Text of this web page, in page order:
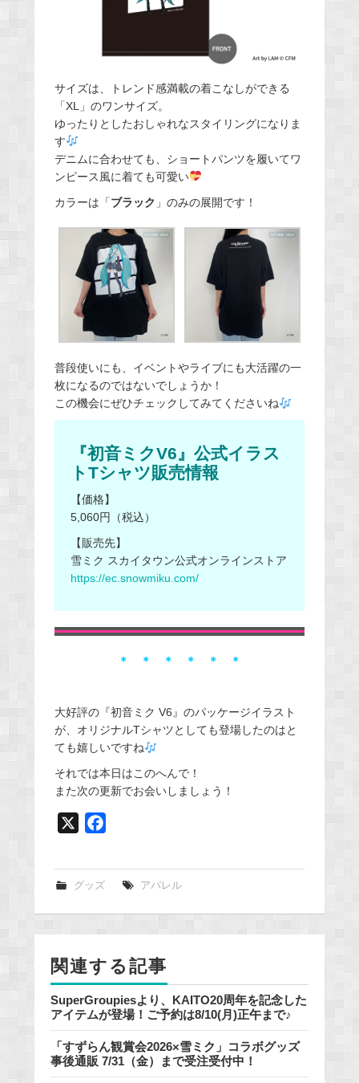
サイズは、トレンド感満載の着こなしができる
「XL」のワンサイズ。
ゆったりとしたおしゃれなスタイリングになりま
す
デニムに合わせても、ショートパンツを履いてワ
ンピース風に着ても可愛い
カラーは「ブラック 」のみの展開です！
普段使いにも、イベントやライブにも大活躍の一
枚になるのではないでしょうか！
この機会にぜひチェックしてみてくださいね
『初音ミクV6』公式イラス
トTシャツ販売情報
【価格】
5,060円（税込）
【販売先】
雪ミク スカイタウン公式オンラインストア
https://ec.snowmiku.com/
＊ ＊ ＊ ＊ ＊ ＊
大好評の『初音ミク V6』のパッケージイラスト
が、オリジナルTシャツとしても登場したのはと
ても嬉しいですね
それでは本日はこのへんで！
また次の更新でお会いしましょう！
o
k
グッズ アパレル
関連する記事
SuperGroupiesより、KAITO20周年を記念した
アイテムが登場！ご予約は8/10(月)正午まで♪
「すずらん観賞会2026×雪ミク」コラボグッズ
事後通販 7/31（金）まで受注受付中！